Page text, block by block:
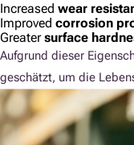
Increased wear
Improved corrosion
Greatersurface
Aufgrund dieser
geschätzt, um die